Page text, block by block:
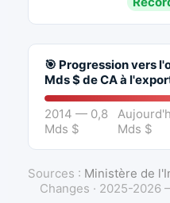
🎯 Progression vers
Mds $ de CA à
2014 — 0,8
Mds $
Mds $
Sources : Ministère de
Changes · 2025-2026